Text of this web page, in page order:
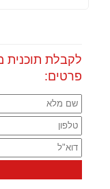
לקבלת תוכנית
פרטים: